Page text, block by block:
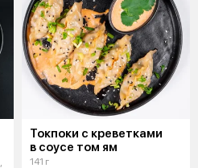
Токпоки с креветками
в соусе том ям
141 г